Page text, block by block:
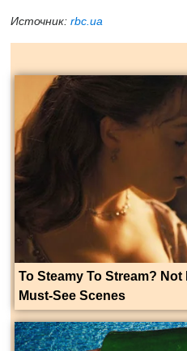
Источник: rbc.ua
To Steamy To Stream?
Must-See Scenes